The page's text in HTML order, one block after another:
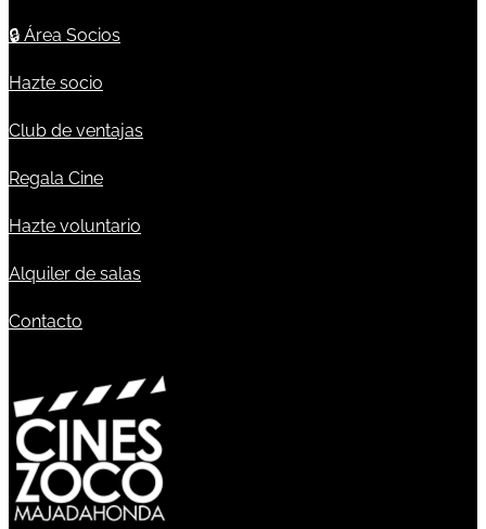
🔒 Área Socios
Hazte socio
Club de ventajas
Regala Cine
Hazte voluntario
Alquiler de salas
Contacto